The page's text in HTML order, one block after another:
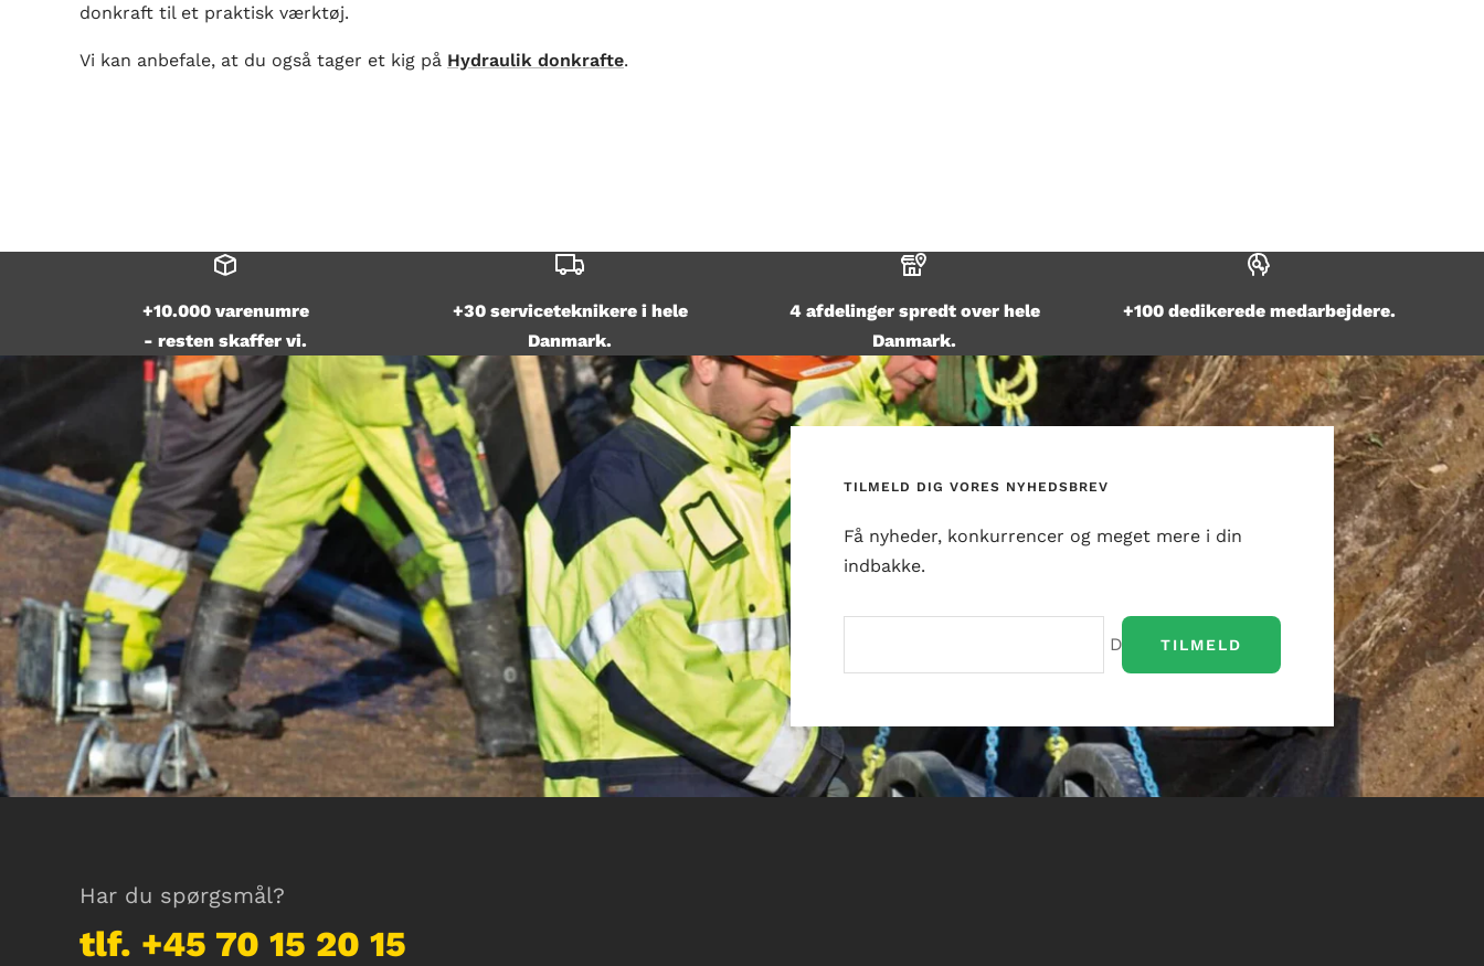
donkraft til et praktisk værktøj.
Vi kan anbefale, at du også tager et kig på Hydraulik donkrafte.
+10.000 varenumre
- resten skaffer vi.
+30 serviceteknikere i hele
Danmark.
4 afdelinger spredt over hele
Danmark.
+100 dedikerede medarbejdere.
TILMELD DIG VORES NYHEDSBREV
Få nyheder, konkurrencer og meget mere i din
indbakke.
Din e-mailTILMELD
Har du spørgsmål?
tlf. +45 70 15 20 15